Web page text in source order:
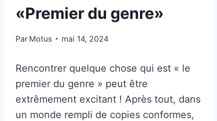
«Premier du genre»
Par Motus mai 14, 2024
Rencontrer quelque chose qui est « le
premier du genre » peut être
extrêmement excitant ! Après tout, dans
un monde rempli de copies conformes,